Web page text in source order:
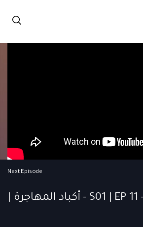
Next Episode
أكباد المهاجرة - S01 | EP 11 - أكباد المهاجرة |